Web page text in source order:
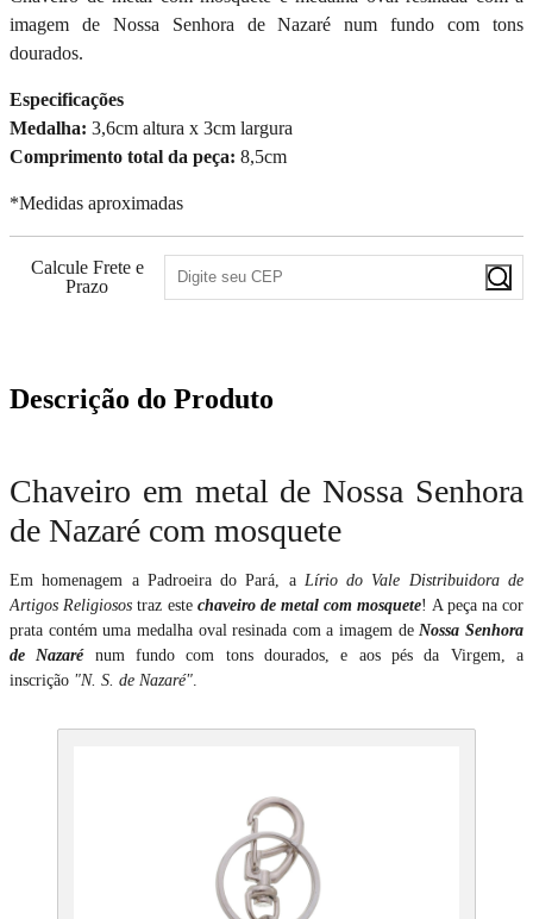
imagem de Nossa Senhora de Nazaré num fundo com tons
dourados.
Especificações
Medalha: 3,6cm altura x 3cm largura
Comprimento total da peça: 8,5cm
*Medidas aproximadas
Calcule Frete e
Prazo
Descrição do Produto
Chaveiro em metal de Nossa Senhora
de Nazaré com mosquete
Em homenagem a Padroeira do Pará, a Lírio do Vale Distribuidora de
Artigos Religiosos traz este chaveiro de metal com mosquete! A peça na cor
prata contém uma medalha oval resinada com a imagem deNossa Senhora
de Nazarénum fundo com tons dourados, e aos pés da Virgem, a
inscrição "N. S. de Nazaré".